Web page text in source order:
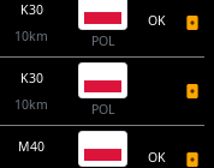
K30
10km
POL
OK
K30
10km
POL
M40
OK